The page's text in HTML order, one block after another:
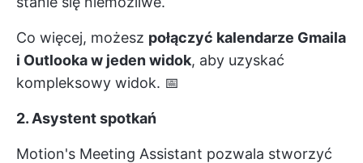
Co więcej, możesz połączyć kalendarze Gmaila
i Outlooka w jeden widok, aby uzyskać
kompleksowy widok. 📅
2. Asystent spotkań
Motion's Meeting Assistant pozwala stworzyć